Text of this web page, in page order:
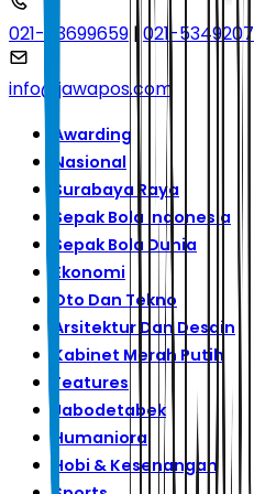
021-53699659 |021-5349207
info@jawapos.com
Awarding
Nasional
Surabaya Raya
Sepak Bola Indonesia
Sepak Bola Dunia
Ekonomi
Oto Dan Tekno
Arsitektur Dan Desain
Kabinet Merah Putih
Features
Jabodetabek
Humaniora
Hobi & Kesenangan